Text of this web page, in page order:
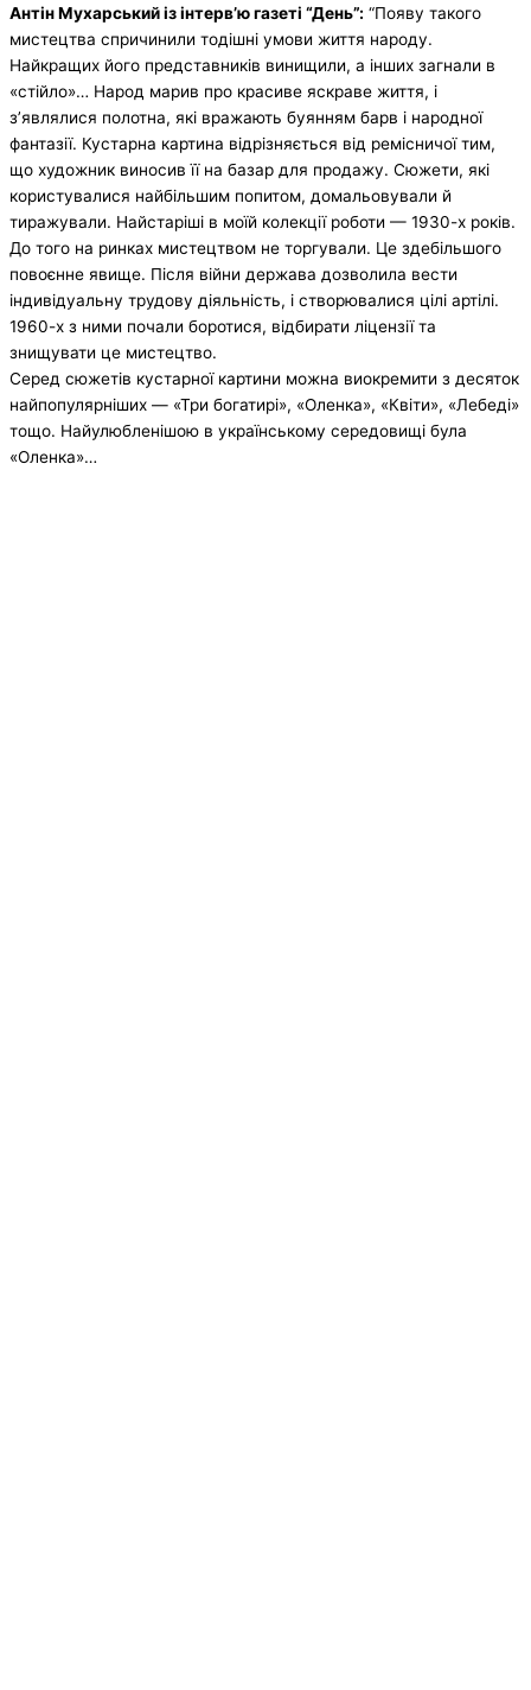
Антін Мухарський із інтерв’ю газеті “День”: “Появу такого
мистецтва спричинили тодішні умови життя народу.
Найкращих його представників винищили, а інших загнали в
«стійло»… Народ марив про красиве яскраве життя, і
з’являлися полотна, які вражають буянням барв і народної
фантазії. Кустарна картина відрізняється від ремісничої тим,
що художник виносив її на базар для продажу. Сюжети, які
користувалися найбільшим попитом, домальовували й
тиражували. Найстаріші в моїй колекції роботи — 1930-х років.
До того на ринках мистецтвом не торгували. Це здебільшого
повоєнне явище. Після війни держава дозволила вести
індивідуальну трудову діяльність, і створювалися цілі артілі.
1960-х з ними почали боротися, відбирати ліцензії та
знищувати це мистецтво.
Серед сюжетів кустарної картини можна виокремити з десяток
найпопулярніших — «Три богатирі», «Оленка», «Квіти», «Лебеді»
тощо. Найулюбленішою в українському середовищі була
«Оленка»…